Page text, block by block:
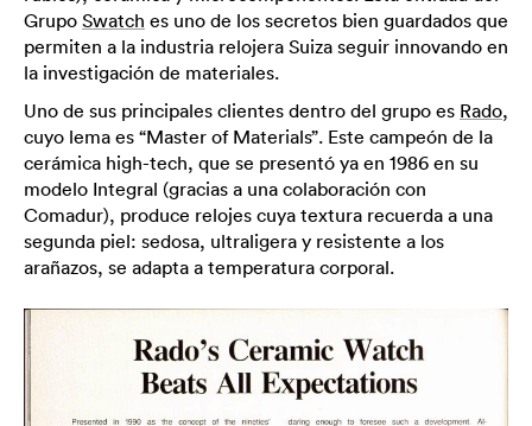
Grupo Swatch es uno de los secretos bien guardados que
permiten a la industria relojera Suiza seguir innovando en
la investigación de materiales.
Uno de sus principales clientes dentro del grupo es Rado,
cuyo lema es “Master of Materials”. Este campeón de la
cerámica high-tech, que se presentó ya en 1986 en su
modelo Integral (gracias a una colaboración con
Comadur), produce relojes cuya textura recuerda a una
segunda piel: sedosa, ultraligera y resistente a los
arañazos, se adapta a temperatura corporal.